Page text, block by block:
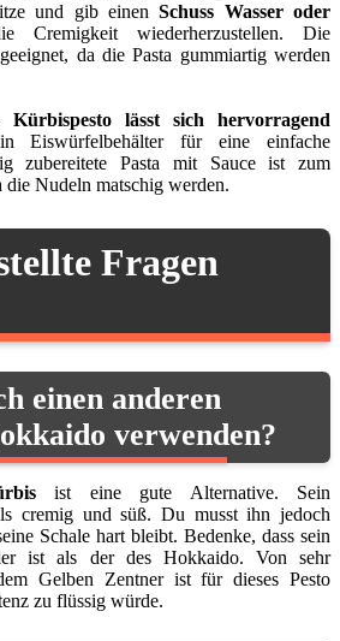
und gib einenSchuss Wasser oder
wiederherzustellen. Die
da die Pasta gummiartig werden
Kürbispesto lässt sich hervorragend
Eiswürfelbehälter für eine einfache
zubereitete Pasta mit Sauce ist zum
Nudeln matschig werden.
Fragen
einen anderen
verwenden?
ist eine gute Alternative. Sein
cremig und süß. Du musst ihn jedoch
Schale hart bleibt. Bedenke, dass sein
ist als der des Hokkaido. Von sehr
Gelben Zentner ist für dieses Pesto
zu flüssig würde.